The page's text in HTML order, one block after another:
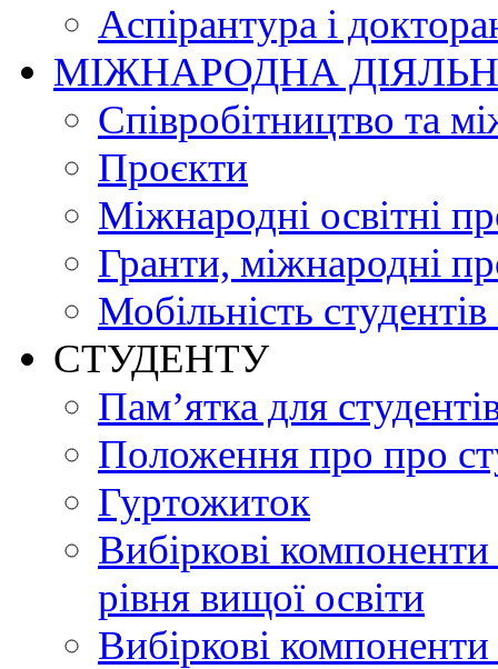
Аспірантура і
МІЖНАРОДНА
Співробітництво та
Проєкти
Міжнародні освітні
Гранти, міжнародні
Мобільність студентів
СТУДЕНТУ
Пам’ятка для
Положення про про
Гуртожиток
Вибіркові
рівня вищої освіти
Вибіркові